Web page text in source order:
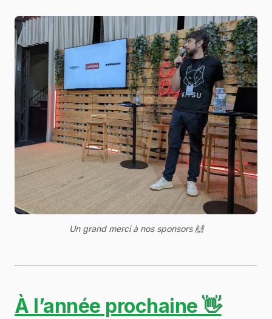
Un grand merci à nos sponsors 🙌
À l’année prochaine 👋